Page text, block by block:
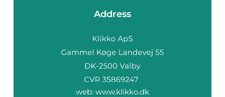
Address
web: www.klikko.dk